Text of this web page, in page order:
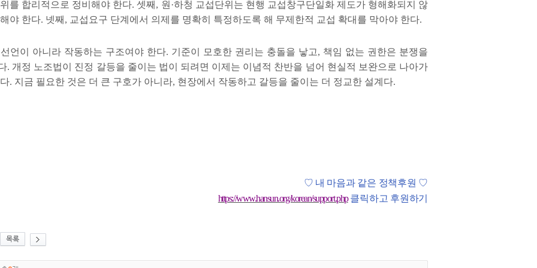
를 합리적으로 정비해야 한다.셋째 , 원 ·하청 교섭단위는 현행 교섭창구단일화 제도가 형해화되지 않
야 한다. 넷째 , 교섭요구 단계에서 의제를 명확히 특정하도록 해 무제한적 교섭 확대를 막아야 한다.
언이 아니라 작동하는 구조여야 한다. 기준이 모호한 권리는 충돌을 낳고, 책임 없는 권한은 분쟁을
. 개정 노조법이 진정 갈등을 줄이는 법이 되려면 이제는 이념적 찬반을 넘어 현실적 보완으로 나아가
. 지금 필요한 것은 더 큰 구호가 아니라, 현장에서 작동하고 갈등을 줄이는 더 정교한 설계다.
♡ 내 마음과 같은 정책후원 ♡
https://www.hansun.org/korean/support.php 클릭하고 후원하기
목록